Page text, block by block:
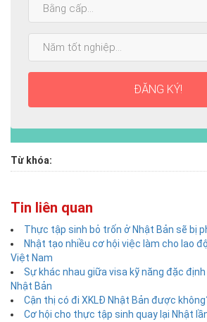
cấp
nhất:
ĐĂNG KÝ!
Từ khóa:
Tin liên quan
Thực tập sinh bỏ trốn ở Nhật Bản sẽ bị
Nhật tạo nhiều cơ hội việc làm cho lao
Việt Nam
Sự khác nhau giữa visa kỹ năng đặc
Nhật Bản
Cận thị có đi XKLĐ Nhật Bản được
Cơ hội cho thực tập sinh quay lại Nhật